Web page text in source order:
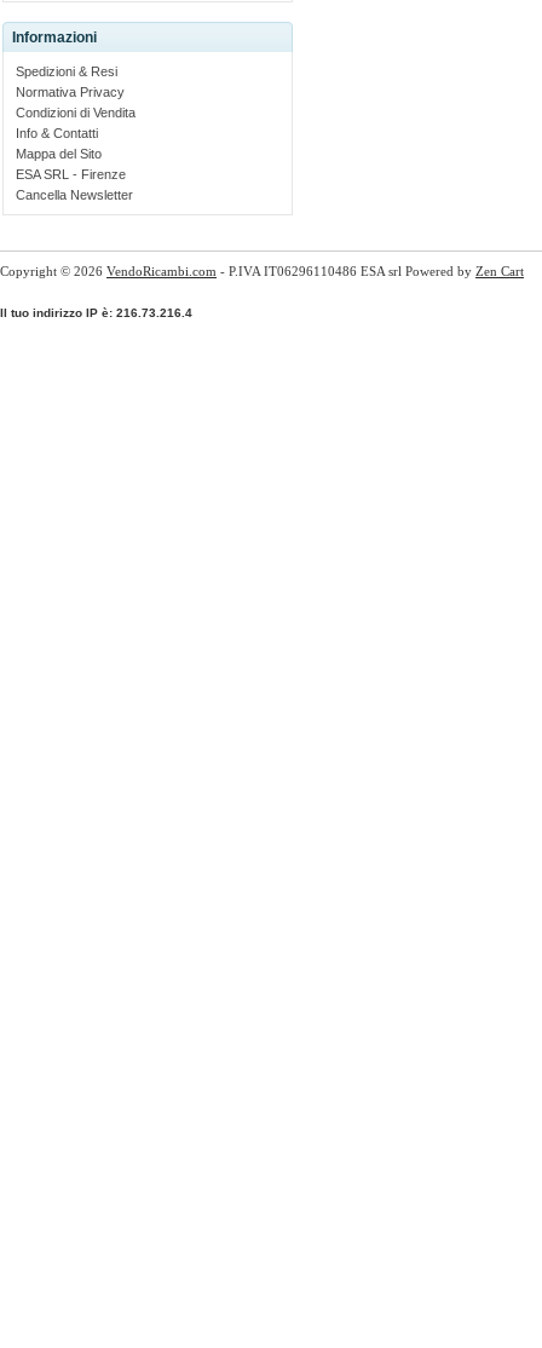
Informazioni
Spedizioni & Resi
Normativa Privacy
Condizioni di Vendita
Info & Contatti
Mappa del Sito
ESA SRL - Firenze
Cancella Newsletter
Copyright © 2026 VendoRicambi.com - P.IVA IT06296110486 ESA srl Powered by Zen Cart
Il tuo indirizzo IP è: 216.73.216.4